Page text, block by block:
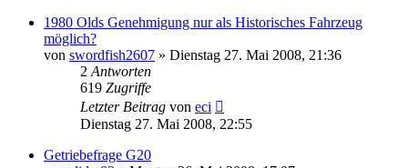
1980 Olds Genehmigung nur als Historisches Fahrzeug
möglich?
von swordfish2607 » Dienstag 27. Mai 2008, 21:36
2 Antworten
619 Zugriffe
Letzter Beitrag von eci
Dienstag 27. Mai 2008, 22:55
Getriebefrage G20